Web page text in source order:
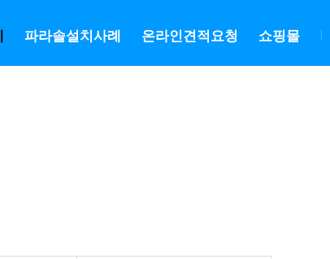
파라솔설치사례 온라인견적요청 쇼핑몰